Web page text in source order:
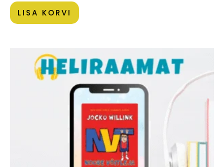
LISA KORVI